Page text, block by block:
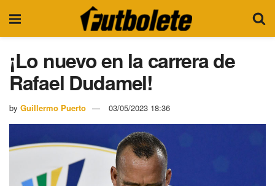
¡Lo nuevo en la carrera de
Rafael Dudamel!
by Guillermo Puerto 03/05/2023 18:36